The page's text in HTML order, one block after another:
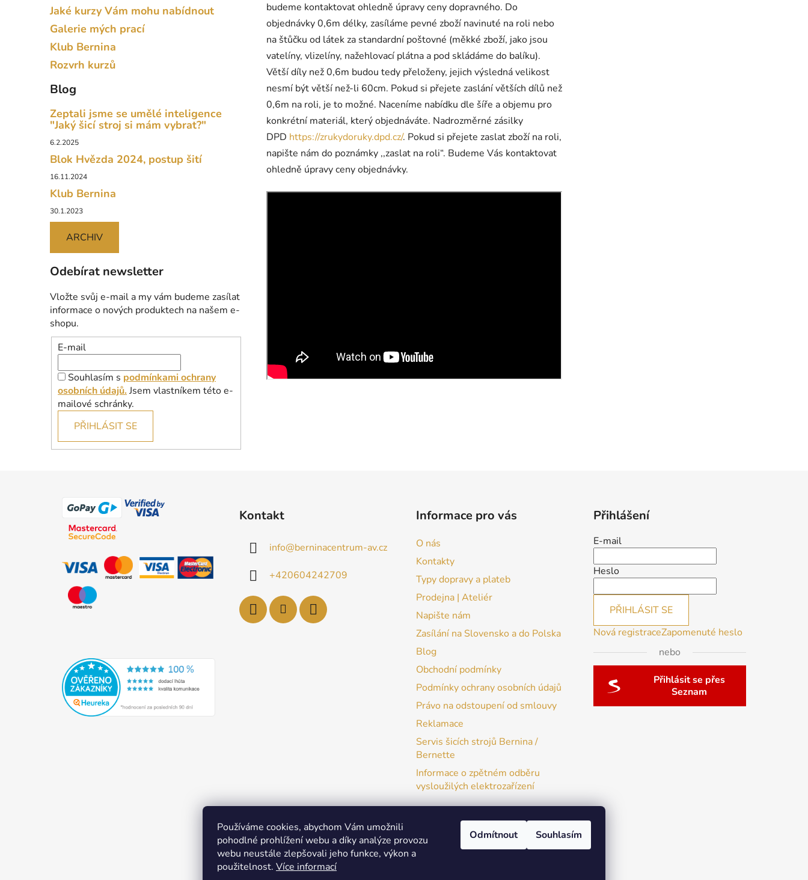
Používáme cookies, abychom Vám umožnili
pohodlné prohlížení webu a díky analýze provozu
webu neustále zlepšovali jeho funkce, výkon a
použitelnost. Více informací
Odmítnout Souhlasím
Jaké kurzy Vám mohu nabídnout
Galerie mých prací
Klub Bernina
Rozvrh kurzů
Blog
Zeptali jsme se umělé inteligence
"Jaký šicí stroj si mám vybrat?"
6.2.2025
Blok Hvězda 2024, postup šití
16.11.2024
Klub Bernina
30.1.2023
ARCHIV
Odebírat newsletter
Vložte svůj e-mail a my vám budeme zasílat
informace o nových produktech na našem e-
shopu.
E-mail
Souhlasím s podmínkami ochrany
osobních údajů. Jsem vlastníkem této e-
mailové schránky.
PŘIHLÁSIT SE
budeme kontaktovat ohledně úpravy ceny dopravného. Do
objednávky 0,6m délky, zasíláme pevné zboží navinuté na roli nebo
na štůčku od látek za standardní poštovné (měkké zboží, jako jsou
vatelíny, vlizelíny, nažehlovací plátna a pod skládáme do balíku).
Větší díly než 0,6m budou tedy přeloženy, jejich výsledná velikost
nesmí být větší než-li 60cm. Pokud si přejete zaslání větších dílů než
0,6m na roli, je to možné. Naceníme nabídku dle šíře a objemu pro
konkrétní materiál, který objednáváte. Nadrozměrné zásilky
DPD https://zrukydoruky.dpd.cz/. Pokud si přejete zaslat zboží na roli,
napište nám do poznámky ,,zaslat na roli“. Budeme Vás kontaktovat
ohledně úpravy ceny objednávky.
Kontakt
info@berninacentrum-av.cz
+420604242709
Informace pro vás
O nás
Kontakty
Typy dopravy a plateb
Prodejna | Ateliér
Napište nám
Zasílání na Slovensko a do Polska
Blog
Obchodní podmínky
Podmínky ochrany osobních údajů
Právo na odstoupení od smlouvy
Reklamace
Servis šicích strojů Bernina /
Bernette
Informace o zpětném odběru
vysloužilých elektrozařízení
Přihlášení
E-mail
Heslo
PŘIHLÁSIT SE
Nová registraceZapomenuté heslo
nebo
Přihlásit se přes
Seznam
patchwork-aja.cz